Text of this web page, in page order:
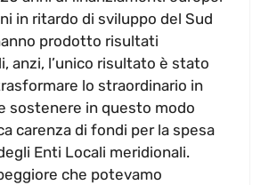
in ritardo di sviluppo del Sud
prodotto risultati
anzi, l’unico risultato è stato
lo straordinario in
sostenere in questo modo
carenza di fondi per la spesa
Enti Locali meridionali.
che potevamo